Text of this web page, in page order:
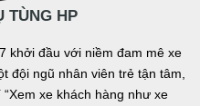
TÙNG HP
khởi đầu với niềm đam mê xe
đội ngũ nhân viên trẻ tận tâm,
xe khách hàng như xe